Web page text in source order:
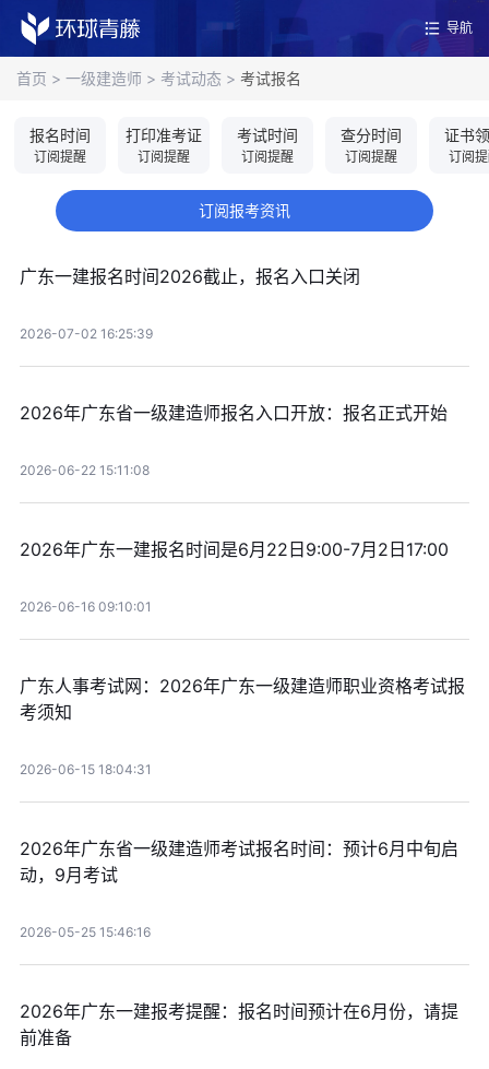
导航
首页 > 一级建造师 > 考试动态 > 考试报名
报名时间
订阅提醒
打印准考证
订阅提醒
考试时间
订阅提醒
查分时间
订阅提醒
证书
订阅
订阅报考资讯
广东一建报名时间2026截止，报名入口关闭
2026-07-02 16:25:39
2026年广东省一级建造师报名入口开放：报名正式开始
2026-06-22 15:11:08
2026年广东一建报名时间是6月22日9:00-7月2日17:00
2026-06-16 09:10:01
广东人事考试网：2026年广东一级建造师职业资格考试报
考须知
2026-06-15 18:04:31
2026年广东省一级建造师考试报名时间：预计6月中旬启
动，9月考试
2026-05-25 15:46:16
2026年广东一建报考提醒：报名时间预计在6月份，请提
前准备